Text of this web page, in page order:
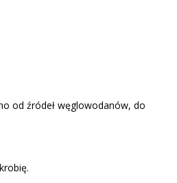
od źródeł węglowodanów, do